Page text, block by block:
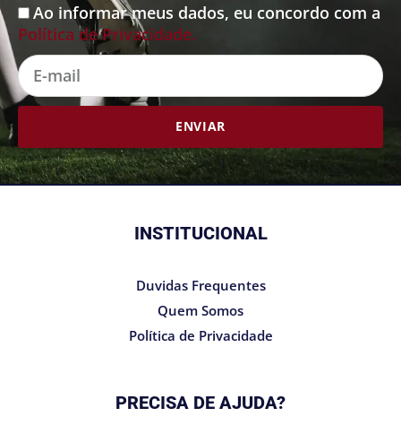
Ao informar meus dados, eu concordo com a
Política de Privacidade.
E-
mail
ENVIAR
INSTITUCIONAL
Duvidas Frequentes
Quem Somos
Política de Privacidade
PRECISA DE AJUDA?